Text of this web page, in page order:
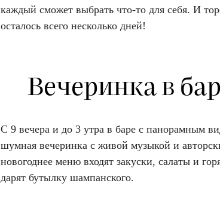
каждый сможет выбрать что-то для себя. И
осталось всего несколько дней!
Вечеринка в
С 9 вечера и до 3 утра в баре с панорамным
шумная вечеринка с живой музыкой и
новогоднее меню входят закуски, салаты и
дарят бутылку шампанского.